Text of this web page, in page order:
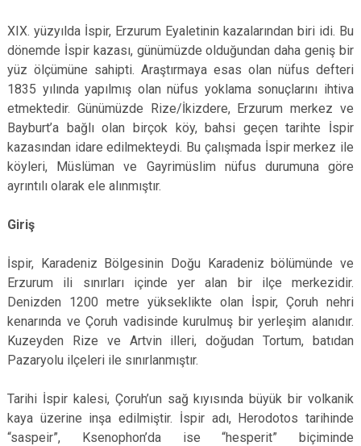
İspir
Karaçoban
Karayazı
Köprüköy
Narman
Tekman
Tortum
Uzundere
Palandöken
Yakutiye
XIX. yüzyılda İspir, Erzurum Eyaletinin kazalarından biri idi. Bu
dönemde İspir kazası, günümüzde olduğundan daha geniş bir
yüz ölçümüne sahipti. Araştırmaya esas olan nüfus defteri
1835 yılında yapılmış olan nüfus yoklama sonuçlarını ihtiva
etmektedir. Günümüzde Rize/İkizdere, Erzurum merkez ve
Bayburt’a bağlı olan birçok köy, bahsi geçen tarihte İspir
kazasından idare edilmekteydi. Bu çalışmada İspir merkez ile
köyleri, Müslüman ve Gayrimüslim nüfus durumuna göre
ayrıntılı olarak ele alınmıştır.
Giriş
İspir, Karadeniz Bölgesinin Doğu Karadeniz bölümünde ve
Erzurum ili sınırları içinde yer alan bir ilçe merkezidir.
Denizden 1200 metre yükseklikte olan İspir, Çoruh nehri
kenarında ve Çoruh vadisinde kurulmuş bir yerleşim alanıdır.
Kuzeyden Rize ve Artvin illeri, doğudan Tortum, batıdan
Pazaryolu ilçeleri ile sınırlanmıştır.
Tarihi İspir kalesi, Çoruh’un sağ kıyısında büyük bir volkanik
kaya üzerine inşa edilmiştir. İspir adı, Herodotos tarihinde
“saspeir”, Ksenophon’da ise “hesperit” biçiminde